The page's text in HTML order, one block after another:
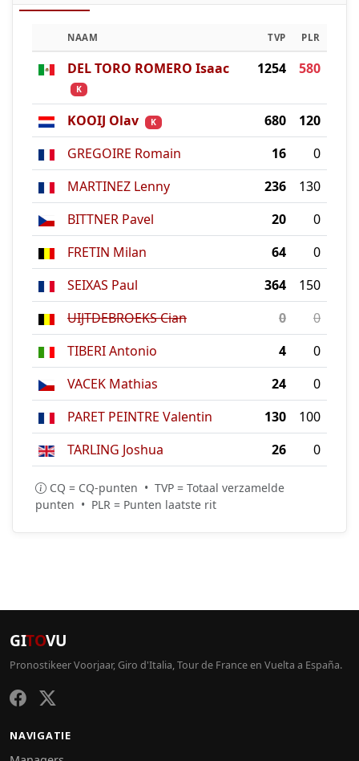
NAAM TVP PLR
DEL TORO ROMERO Isaac
K
1254 580
KOOIJ Olav K 680
120
GREGOIRE Romain
16
0
MARTINEZ Lenny
236
130
BITTNER Pavel
20
0
FRETIN Milan
64
0
SEIXAS Paul
364
150
UIJTDEBROEKS Cian
0
0
TIBERI Antonio
4
0
VACEK Mathias
24
0
PARET PEINTRE Valentin
130
100
TARLING Joshua
26 0
CQ = CQ-punten • TVP = Totaal verzamelde
punten • PLR = Punten laatste rit
GITOVU
Pronostikeer Voorjaar, Giro d'Italia, Tour de France en Vuelta a España.
NAVIGATIE